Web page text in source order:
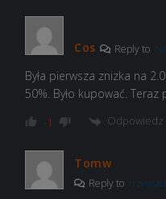
Cos Reply to
Była pierwsza znizka na
50%. Było kupować.
-1 Odpowiedz
Tomw
Reply to